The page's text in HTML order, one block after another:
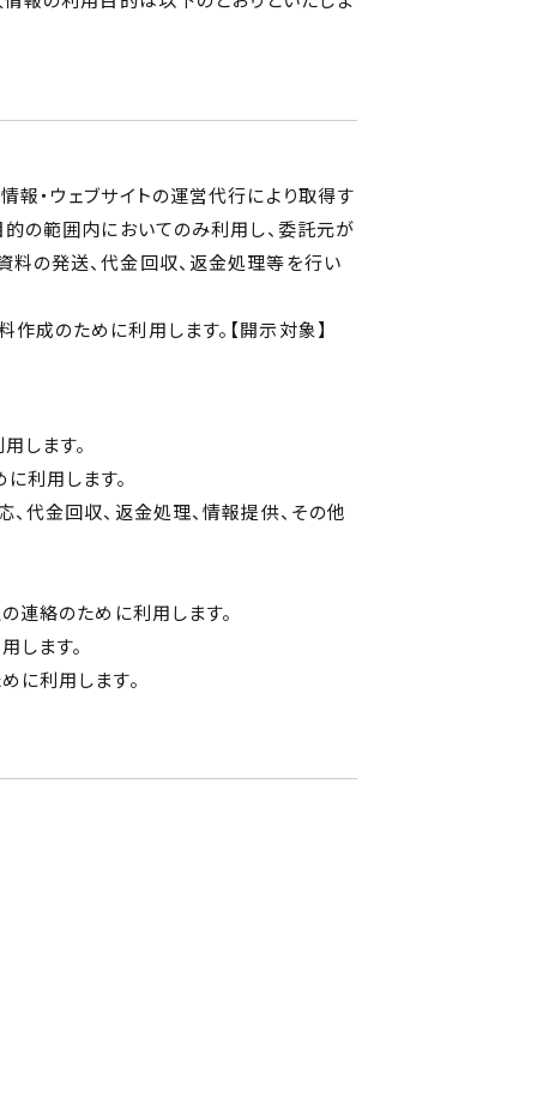
報・ウェブサイトの運営代行により取得す
の範囲内においてのみ利用し、委託元が
料の発送、代金回収、返金処理等を行い
成のために利用します。【開示対象】
します。
利用します。
代金回収、返金処理、情報提供、その他
連絡のために利用します。
ます。
に利用します。